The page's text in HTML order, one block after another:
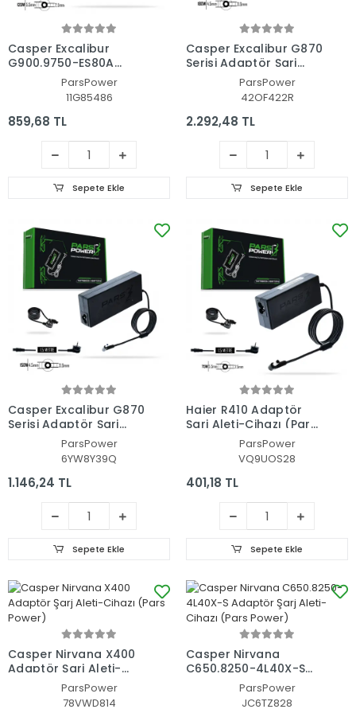
Casper Excalibur
G900.9750-ES80A
Adaptör Şarj Aleti-
Cihazı (Pars Power)
ParsPower
11G85486
859,68 TL
Sepete Ekle
Casper Excalibur G870
Serisi Adaptör Şarj
Aleti-Cihazı (Pars
ParsPower
42OF422R
2.292,48 TL
Sepete Ekle
Casper Excalibur G870
Serisi Adaptör Şarj
Aleti-Cihazı (Pars
ParsPower
6YW8Y39Q
1.146,24 TL
Sepete Ekle
Haier R410 Adaptör
Şarj Aleti-Cihazı (Pars
ParsPower
VQ9UOS28
401,18 TL
Sepete Ekle
Casper Nirvana X400
Adaptör Şarj Aleti-
Cihazı (Pars Power)
ParsPower
78VWD814
Casper Nirvana
C650.8250-4L40X-S
Adaptör Şarj Aleti-
Cihazı (Pars Power)
ParsPower
JC6TZ828